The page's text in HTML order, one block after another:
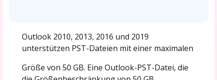
Outlook 2010, 2013, 2016 und 2019
unterstützen PST-Dateien mit einer maximalen
Größe von 50 GB. Eine Outlook-PST-Datei, die